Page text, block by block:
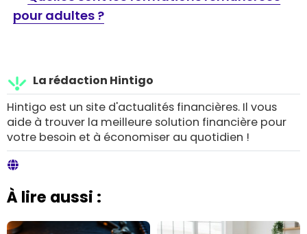
pour adultes ?
La rédaction Hintigo
Hintigo est un site d'actualités financières. Il vous
aide à trouver la meilleure solution financière pour
votre besoin et à économiser au quotidien !
À lire aussi :